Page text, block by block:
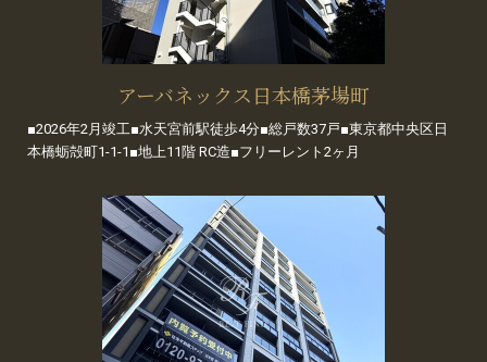
アーバネックス日本橋茅場町
■2026年2月竣工■水天宮前駅徒歩4分■総戸数37戸■東京都中央区日
本橋蛎殻町1-1-1■地上11階 RC造■フリーレント2ヶ月